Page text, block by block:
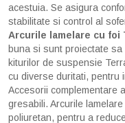
acestuia. Se asigura
stabilitate si control al
Arcurile lamelare cu foi
buna si sunt proiectate
kiturilor de suspensie
cu diverse duritati, pentru
Accesorii complementare
gresabili. Arcurile
poliuretan, pentru a